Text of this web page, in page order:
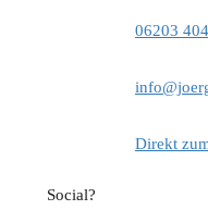
06203
Direkt
Social?